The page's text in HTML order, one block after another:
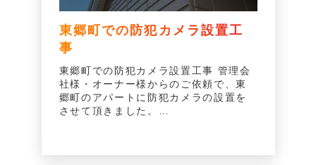
東郷町での防犯カメラ設置工
事
東郷町での防犯カメラ設置工事 管理会
社様・オーナー様からのご依頼で、東
郷町のアパートに防犯カメラの設置を
させて頂きました。…